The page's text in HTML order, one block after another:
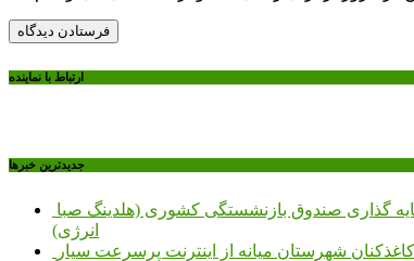
ارتباط با نماینده
جديدترين خبرها
انرژی)
شهرستان میانه از اینترنت پرسرعت سیار